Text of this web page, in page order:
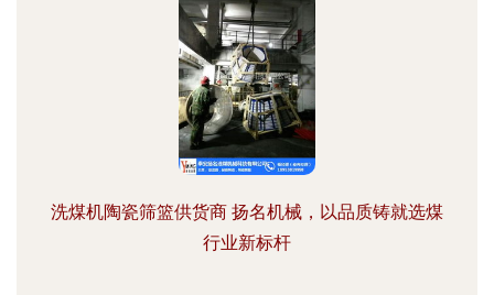
洗煤机陶瓷筛篮供货商 扬名机械，以品质铸就选煤
行业新标杆